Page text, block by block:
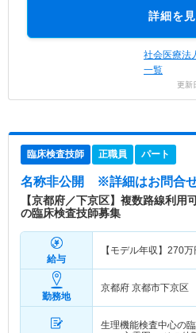
詳細を
社会医療法
一覧
更新
臨床検査技師 正職員 パート
名称非公開 ※詳細はお問合
【京都府／下京区】複数路線利
の臨床検査技師募集
給与
【モデル年収】 270万
勤務地
京都府 京都市下京区
生理機能検査中心の